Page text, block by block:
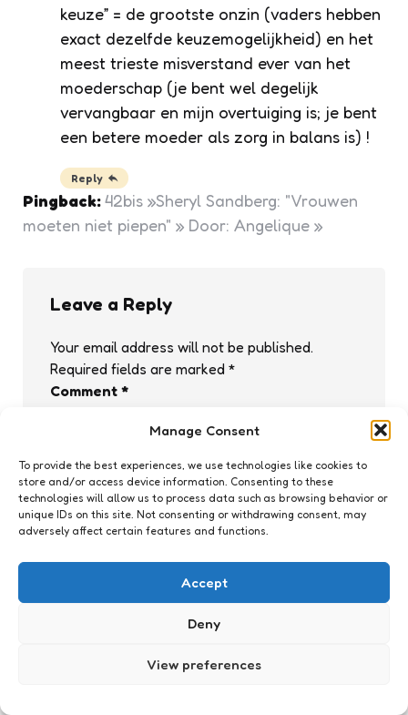
Manage Consent
To provide the best experiences, we use technologies like cookies to
store and/or access device information. Consenting to these
technologies will allow us to process data such as browsing behavior or
unique IDs on this site. Not consenting or withdrawing consent, may
adversely affect certain features and functions.
Accept
Deny
View preferences
keuze” = de grootste onzin (vaders hebben
exact dezelfde keuzemogelijkheid) en het
meest trieste misverstand ever van het
moederschap (je bent wel degelijk
vervangbaar en mijn overtuiging is; je bent
een betere moeder als zorg in balans is) !
Reply
Pingback:42bis »Sheryl Sandberg: "Vrouwen
moeten niet piepen" » Door: Angelique »
Leave a Reply
Your email address will not be published.
Required fields are marked *
Comment *
Email